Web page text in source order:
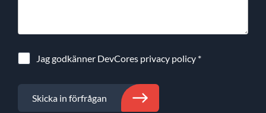
Jag godkänner DevCores privacy policy *
Skicka in förfrågan